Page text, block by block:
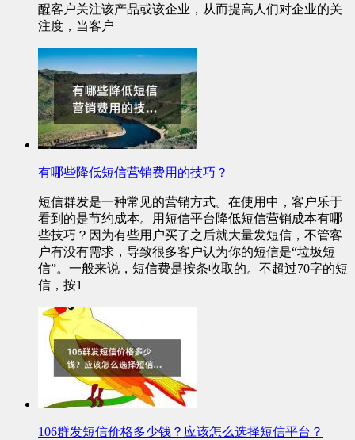
醒客户关注该产品或该企业，从而提高人们对企业的关
注度，当客户
有哪些降低短信营销费用的技巧？
短信群发是一种常见的营销方式。在使用中，客户乐于
看到的是节约成本。用短信平台降低短信营销成本有哪
些技巧？因为有些用户买了之后就大量发短信，不管客
户有没有需求，导致很多客户认为你的短信是“垃圾短
信”。一般来说，短信费是按条收取的。不超过70字的短
信，按1
106群发短信价格多少钱？应该怎么选择短信平台？